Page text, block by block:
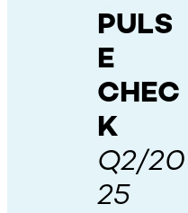
PULS
E
CHEC
K
Q2/20
25